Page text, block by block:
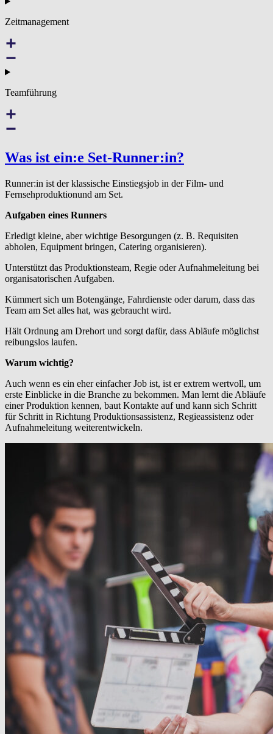
Zeitmanagement
Teamführung
Was ist ein:e Set-Runner:in?
Runner:in ist der klassische Einstiegsjob in der Film- und
Fernsehproduktionund am Set.
Aufgaben eines Runners
Erledigt kleine, aber wichtige Besorgungen (z. B. Requisiten
abholen, Equipment bringen, Catering organisieren).
Unterstützt das Produktionsteam, Regie oder Aufnahmeleitung bei
organisatorischen Aufgaben.
Kümmert sich um Botengänge, Fahrdienste oder darum, dass das
Team am Set alles hat, was gebraucht wird.
Hält Ordnung am Drehort und sorgt dafür, dass Abläufe möglichst
reibungslos laufen.
Warum wichtig?
Auch wenn es ein eher einfacher Job ist, ist er extrem wertvoll, um
erste Einblicke in die Branche zu bekommen. Man lernt die Abläufe
einer Produktion kennen, baut Kontakte auf und kann sich Schritt
für Schritt in Richtung Produktionsassistenz, Regieassistenz oder
Aufnahmeleitung weiterentwickeln.